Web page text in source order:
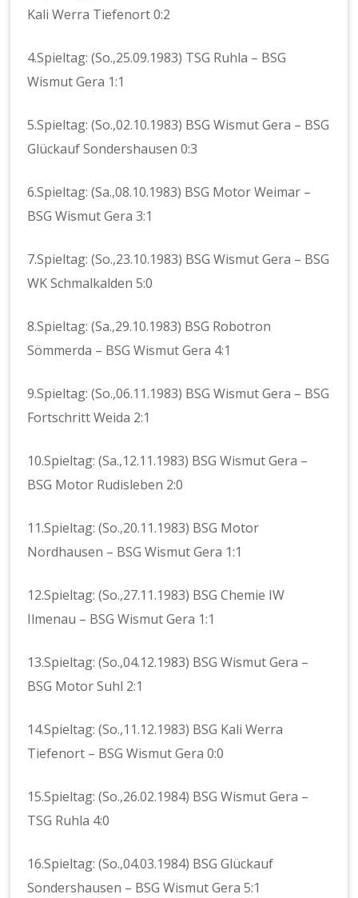
Kali Werra Tiefenort 0:2
4.Spieltag: (So.,25.09.1983) TSG Ruhla – BSG
Wismut Gera 1:1
5.Spieltag: (So.,02.10.1983) BSG Wismut Gera – BSG
Glückauf Sondershausen 0:3
6.Spieltag: (Sa.,08.10.1983) BSG Motor Weimar –
BSG Wismut Gera 3:1
7.Spieltag: (So.,23.10.1983) BSG Wismut Gera – BSG
WK Schmalkalden 5:0
8.Spieltag: (Sa.,29.10.1983) BSG Robotron
Sömmerda – BSG Wismut Gera 4:1
9.Spieltag: (So.,06.11.1983) BSG Wismut Gera – BSG
Fortschritt Weida 2:1
10.Spieltag: (Sa.,12.11.1983) BSG Wismut Gera –
BSG Motor Rudisleben 2:0
11.Spieltag: (So.,20.11.1983) BSG Motor
Nordhausen – BSG Wismut Gera 1:1
12.Spieltag: (So.,27.11.1983) BSG Chemie IW
Ilmenau – BSG Wismut Gera 1:1
13.Spieltag: (So.,04.12.1983) BSG Wismut Gera –
BSG Motor Suhl 2:1
14.Spieltag: (So.,11.12.1983) BSG Kali Werra
Tiefenort – BSG Wismut Gera 0:0
15.Spieltag: (So.,26.02.1984) BSG Wismut Gera –
TSG Ruhla 4:0
16.Spieltag: (So.,04.03.1984) BSG Glückauf
Sondershausen – BSG Wismut Gera 5:1